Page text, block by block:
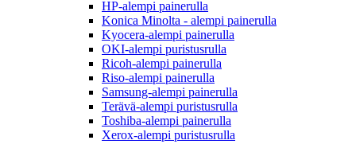
HP-alempi painerulla
Konica Minolta - alempi painerulla
Kyocera-alempi painerulla
OKI-alempi puristusrulla
Ricoh-alempi painerulla
Riso-alempi painerulla
Samsung-alempi painerulla
Terävä-alempi puristusrulla
Toshiba-alempi painerulla
Xerox-alempi puristusrulla